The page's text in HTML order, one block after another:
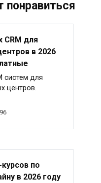
CRM для
в 2026
систем для
центров.
96
по
в 2026 году